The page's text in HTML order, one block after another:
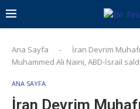
Ana Sayfa -
İran Devrim
Muhammed Ali Naini, ABD-İsrail
ANA SAYFA
İran Devrim